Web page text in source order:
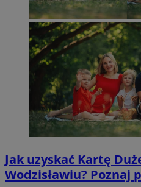
Jak uzyskać Kartę
Wodzisławiu? Poznaj